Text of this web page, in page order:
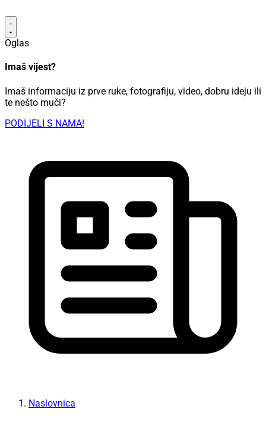
Oglas
Imaš vijest?
Imaš informaciju iz prve ruke, fotografiju, video, dobru ideju ili
te nešto muči?
PODIJELI S NAMA!
Naslovnica